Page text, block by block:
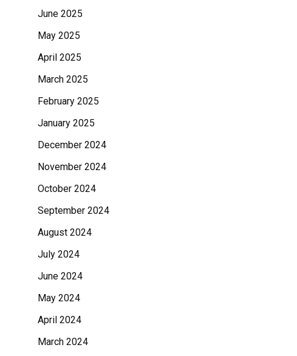
June 2025
May 2025
April 2025
March 2025
February 2025
January 2025
December 2024
November 2024
October 2024
September 2024
August 2024
July 2024
June 2024
May 2024
April 2024
March 2024